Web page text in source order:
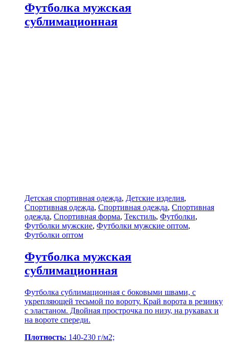
Футболка мужская
сублимационная
Детская спортивная одежда, Детские изделия,
Спортивная одежда, Спортивная одежда, Спортивная
одежда, Спортивная форма, Текстиль, Футболки,
Футболки мужские, Футболки мужские оптом,
Футболки оптом
Футболка мужская
сублимационная
Футболка сублимационная с боковыми швами, с
укрепляющей тесьмой по вороту. Край ворота в резинку
с эластаном. Двойная прострочка по низу, на рукавах и
на вороте спереди.
Плотность: 140-230 г/м2;